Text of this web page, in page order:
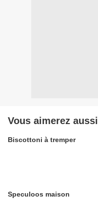
Vous aimerez aussi
Biscottoni à tremper
Speculoos maison